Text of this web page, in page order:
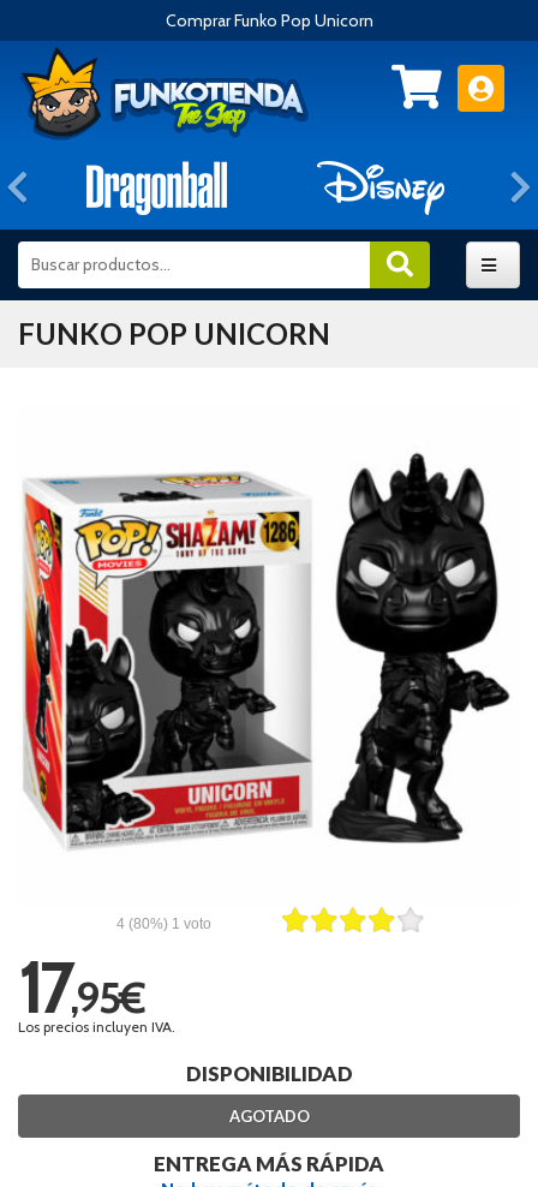
Comprar Funko Pop Unicorn
Anterior
FUNKO POP UNICORN
4 (80%) 1 voto
17,95€
Los precios incluyen IVA.
DISPONIBILIDAD
AGOTADO
ENTREGA MÁS RÁPIDA